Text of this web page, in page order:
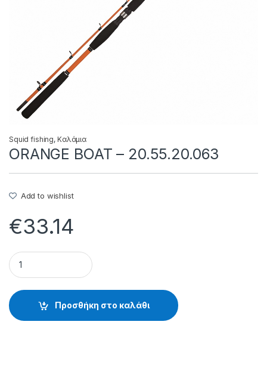
Squid fishing, Καλάμια
ORANGE BOAT – 20.55.20.063
Add to wishlist
€33.14
ORANGE BOAT - 20.55.20.063 quantity
Προσθήκη στο καλάθι